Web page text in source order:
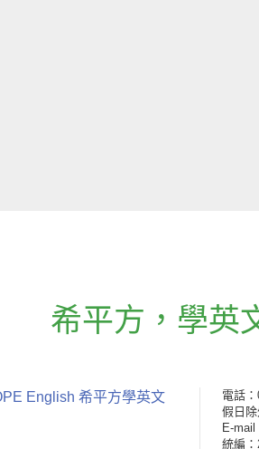
希平方 ， 學英
English 希平方學英文 電話
假日
E-
統編